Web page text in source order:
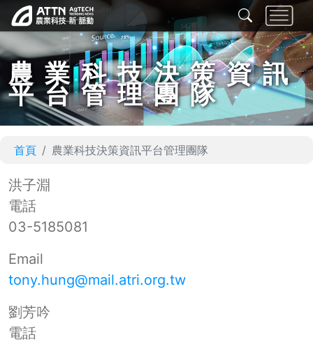
農業科技決策資訊
平台管理團隊
首頁 農業科技決策資訊平台管理團隊
洪子淵
電話
03-5185081
Email
tony.hung@mail.atri.org.tw
劉芳吟
電話